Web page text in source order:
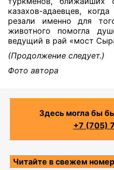
казахов-адаевцев,
резали именно для
животного помогла
ведущий в рай «мост
(Продолжение следует.)
Фото автора
Здесь могла бы
+7 (705)
Читайте в свежем